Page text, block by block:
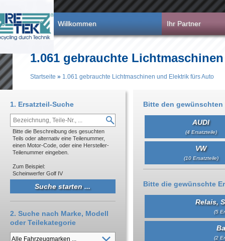
Willkommen Ihr Partner
1.061 gebrauchte
Startseite » 1.061 gebrauchte Lichtmaschinen und Elektrik fürs Auto
Bitte den gewünschten
AUDI
(4 Ersatzteile)
VW
(10 Ersatzteile)
Bitte die gewünschte
Relais,
(5
(2
1. Ersatzteil-Suche
Bitte die Beschreibung des gesuchten
Teils oder alternativ eine Teilenummer,
einen Motor-Code, oder eine Hersteller-
Teilenummer eingeben.
Zum Beispiel:
Scheinwerfer Golf IV
2. Suche nach Marke, Modell
oder Teilekategorie